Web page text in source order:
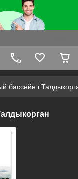
бассейн